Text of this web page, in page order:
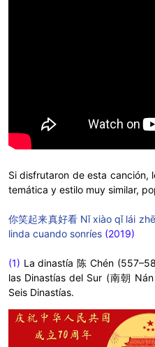
Si disfrutaron de esta canción,
temática y estilo muy similar,
你笑起来真好看 Nǐ xiào qǐ lái
linda cuando sonríes (2019)
(1) La dinastía陈Chén (
las Dinastías del Sur (南朝
Seis Dinastías.